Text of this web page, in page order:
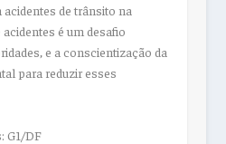
de trânsito na
é um desafio
e a conscientização da
para reduzir esses
G1/DF